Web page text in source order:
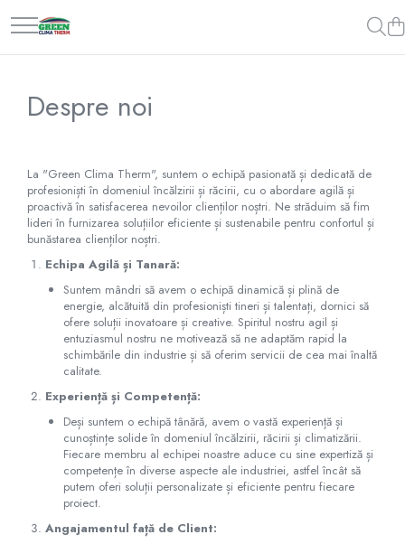
Aparate aer conditionat
7000 BTU
12000 BTU
18000 BTU
21000 BTU
24000 BTU
34000 BTU
35000 BTU
41000 BTU
45000 BTU
48000 BTU
55000 BTU
Accesorii
Telecomenzi
Adaptoare wi-fi
Pompe
6 kW
12 kW
14 kW
16 kW
18 kW
Echipamente pentru Tratarea și Controlul Aerului
Servicii de montaj
Instalatii
Despre noi
La "Green Clima Therm", suntem o echipă pasionată și dedicată de
profesioniști în domeniul încălzirii și răcirii, cu o abordare agilă și
proactivă în satisfacerea nevoilor clienților noștri. Ne străduim să fim
lideri în furnizarea soluțiilor eficiente și sustenabile pentru confortul și
bunăstarea clienților noștri.
Echipa Agilă și Tanară:
Suntem mândri să avem o echipă dinamică și plină de
energie, alcătuită din profesioniști tineri și talentați, dornici să
ofere soluții inovatoare și creative. Spiritul nostru agil și
entuziasmul nostru ne motivează să ne adaptăm rapid la
schimbările din industrie și să oferim servicii de cea mai înaltă
calitate.
Experiență și Competență:
Deși suntem o echipă tânără, avem o vastă experiență și
cunoștințe solide în domeniul încălzirii, răcirii și climatizării.
Fiecare membru al echipei noastre aduce cu sine expertiză și
competențe în diverse aspecte ale industriei, astfel încât să
putem oferi soluții personalizate și eficiente pentru fiecare
proiect.
Angajamentul față de Client: